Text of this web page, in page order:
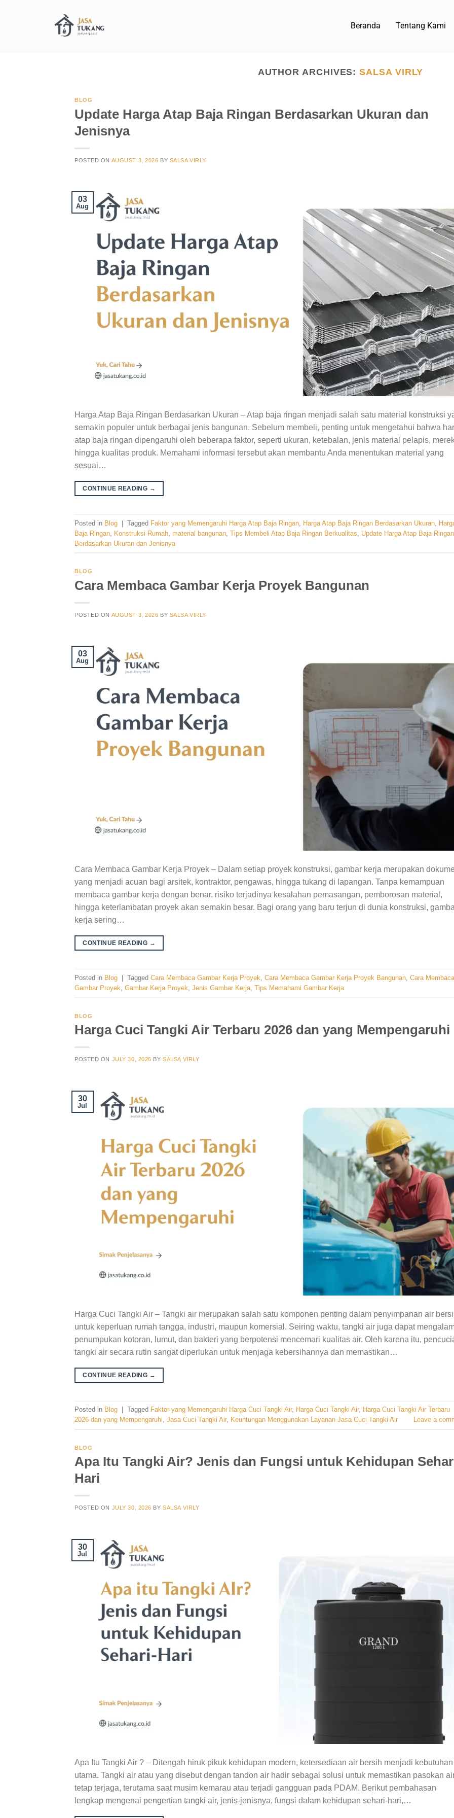
Beranda Tentang Kami
AUTHOR ARCHIVES:SALSA VIRLY
BLOG
Update Harga Atap Baja Ringan Berdasarkan Ukuran dan
Jenisnya
POSTED ON AUGUST 3, 2026 BY SALSA VIRLY
03
Aug
Harga Atap Baja Ringan Berdasarkan Ukuran – Atap baja ringan menjadi salah satu material konstruksi
semakin populer untuk berbagai jenis bangunan. Sebelum membeli, penting untuk mengetahui bahwa
atap baja ringan dipengaruhi oleh beberapa faktor, seperti ukuran, ketebalan, jenis material pelapis,
hingga kualitas produk. Memahami informasi tersebut akan membantu Anda menentukan material yang
sesuai…
CONTINUE READING →
Posted in Blog | Tagged Faktor yang Memengaruhi Harga Atap Baja Ringan Harga Atap Baja Ringan Berdasarkan Ukuran
Baja Ringan Konstruksi Rumah material bangunan Tips Membeli Atap Baja Ringan Berkualitas
Update Harga Atap Baja Ringan
Berdasarkan Ukuran dan Jenisnya
BLOG
Cara Membaca Gambar Kerja Proyek Bangunan
POSTED ON AUGUST 3, 2026 BY SALSA VIRLY
03
Aug
Cara Membaca Gambar Kerja Proyek – Dalam setiap proyek konstruksi, gambar kerja merupakan
yang menjadi acuan bagi arsitek, kontraktor, pengawas, hingga tukang di lapangan. Tanpa kemampuan
membaca gambar kerja dengan benar, risiko terjadinya kesalahan pemasangan, pemborosan material,
hingga keterlambatan proyek akan semakin besar. Bagi orang yang baru terjun di dunia konstruksi,
kerja sering…
CONTINUE READING →
Posted in Blog Tagged Cara Membaca Gambar Kerja Proyek Cara Membaca Gambar Kerja Proyek Bangunan Cara Membaca
Gambar Proyek Gambar Kerja Proyek Jenis Gambar Kerja Tips Memahami Gambar Kerja
BLOG
Harga Cuci Tangki Air Terbaru 2026 dan yang Mempengaruhi
POSTED ON JULY 30, 2026 BYSALSA VIRLY
30
Jul
Harga Cuci Tangki Air – Tangki air merupakan salah satu komponen penting dalam penyimpanan air
untuk keperluan rumah tangga, industri, maupun komersial. Seiring waktu, tangki air juga dapat
penumpukan kotoran, lumut, dan bakteri yang berpotensi mencemari kualitas air. Oleh karena itu,
tangki air secara rutin sangat diperlukan untuk menjaga kebersihannya dan memastikan…
CONTINUE READING →
Posted in Blog Tagged Faktor yang Memengaruhi Harga Cuci Tangki Air, Harga Cuci Tangki Air, Harga Cuci Tangki Air Terbaru
2026 dan yang Mempengaruhi, Jasa Cuci Tangki Air, Keuntungan Menggunakan Layanan Jasa Cuci Tangki Air Leave a
BLOG
Apa Itu Tangki Air? Jenis dan Fungsi untuk Kehidupan
Hari
POSTED ON JULY 30, 2026 BYSALSA VIRLY
30
Jul
Apa Itu Tangki Air ? – Ditengah hiruk pikuk kehidupan modern, ketersediaan air bersih menjadi kebutuhan
utama. Tangki air atau yang disebut dengan tandon air hadir sebagai solusi untuk memastikan pasokan
tetap terjaga, terutama saat musim kemarau atau terjadi gangguan pada PDAM. Berikut pembahasan
lengkap mengenai pengertian tangki air, jenis-jenisnya, fungsi dalam kehidupan sehari-hari,…